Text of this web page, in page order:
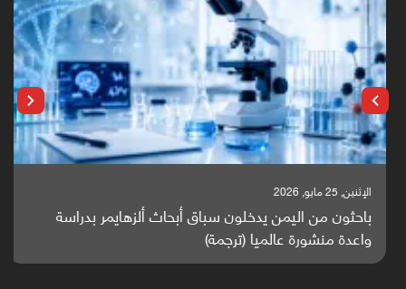
الإثنين, 25 مايو, 2026
باحثون من اليمن يدخلون سباق أبحاث ألزهايمر بدراسة
واعدة منشورة عالميا (ترجمة)